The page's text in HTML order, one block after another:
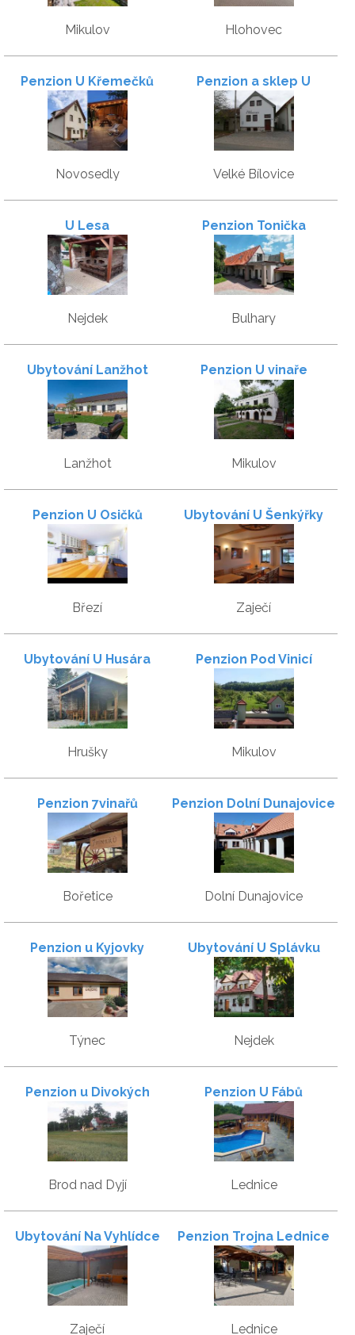
Mikulov Hlohovec
Penzion U Křemečků
Novosedly
Penzion a sklep U
Františka
Velké Bílovice
U Lesa
Nejdek
Penzion Tonička
Bulhary
Ubytování Lanžhot
Lanžhot
Penzion U vinaře
Mikulov
Penzion U Osičků
Březí
Ubytování U Šenkýřky
Zaječí
Ubytování U Husára
Hrušky
Penzion Pod Vinicí
Mikulov
Penzion 7vinařů
Bořetice
Penzion Dolní Dunajovice
Dolní Dunajovice
Penzion u Kyjovky
Týnec
Ubytování U Splávku
Nejdek
Penzion u Divokých
Brod nad Dyjí
Penzion U Fábů
Lednice
Ubytování Na Vyhlídce
Zaječí
Penzion Trojna Lednice
Lednice